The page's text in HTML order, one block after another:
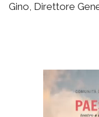
Gino, Direttore